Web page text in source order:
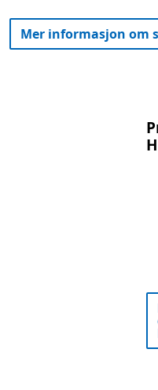
Mer informasjon om